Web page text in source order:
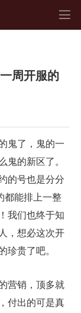
周开服的
鬼了，鬼的一
鬼的新区了。
的号也是分分
都能排上一整
我们也终于知
，想必这次开
珍贵了吧。
营销，顶多就
付出的可是真